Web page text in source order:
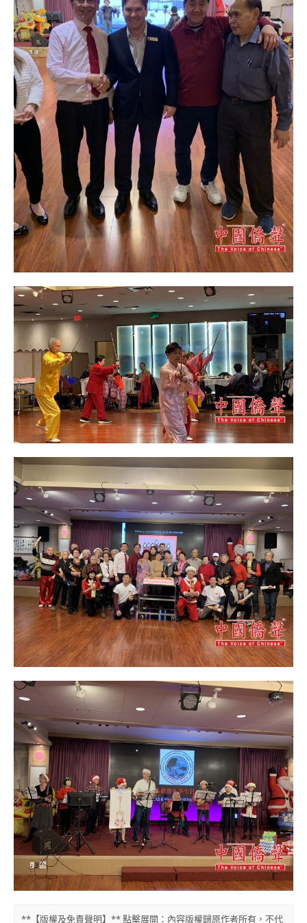
**【版權及免責聲明】** 點擊展開：內容版權歸原作者所有，不代